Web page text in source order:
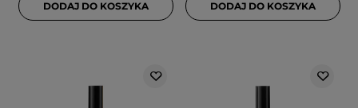
DODAJ DO KOSZYKA DODAJ DO KOSZYKA